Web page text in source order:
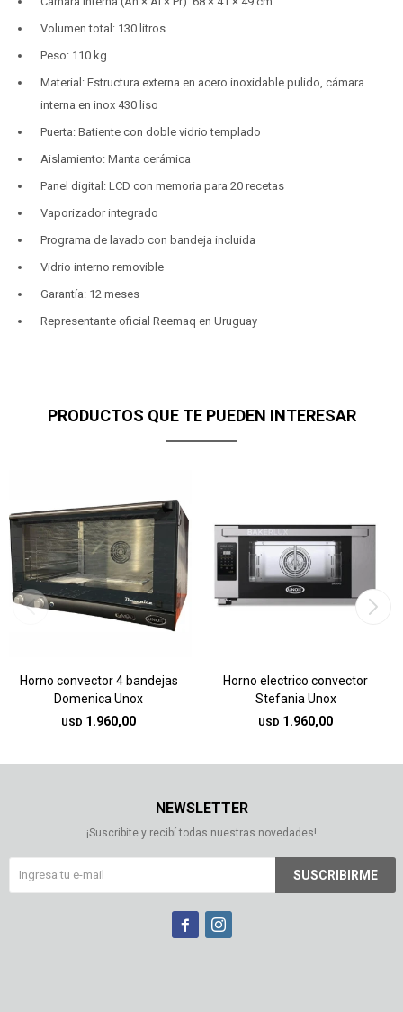
Volumen total: 130 litros
Peso: 110 kg
Material: Estructura externa en acero inoxidable pulido, cámara
interna en inox 430 liso
Puerta: Batiente con doble vidrio templado
Aislamiento: Manta cerámica
Panel digital: LCD con memoria para 20 recetas
Vaporizador integrado
Programa de lavado con bandeja incluida
Vidrio interno removible
Garantía: 12 meses
Representante oficial Reemaq en Uruguay
PRODUCTOS QUE TE PUEDEN INTERESAR
Horno convector 4 bandejas
Domenica Unox
USD 1.960,00
Horno electrico convector
Stefania Unox
USD 1.960,00
NEWSLETTER
¡Suscribite y recibí todas nuestras novedades!
SUSCRIBIRME
 